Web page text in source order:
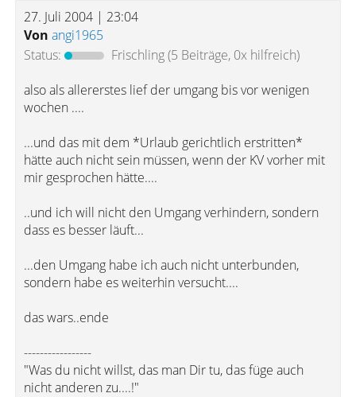
27. Juli 2004 | 23:04
Von angi1965
Status:
Frischling(5 Beiträge, 0x hilfreich)
also als allererstes lief der umgang bis vor wenigen
wochen ....
...und das mit dem *Urlaub gerichtlich erstritten*
hätte auch nicht sein müssen, wenn der KV vorher mit
mir gesprochen hätte....
..und ich will nicht den Umgang verhindern, sondern
dass es besser läuft...
...den Umgang habe ich auch nicht unterbunden,
sondern habe es weiterhin versucht....
das wars..ende
-----------------
"Was du nicht willst, das man Dir tu, das füge auch
nicht anderen zu....!"